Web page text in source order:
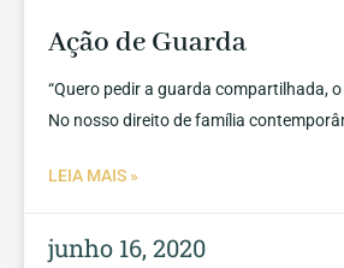
Ação de Guarda
“Quero pedir a guarda compartilhada,
No nosso direito de família
LEIA MAIS »
junho 16, 2020